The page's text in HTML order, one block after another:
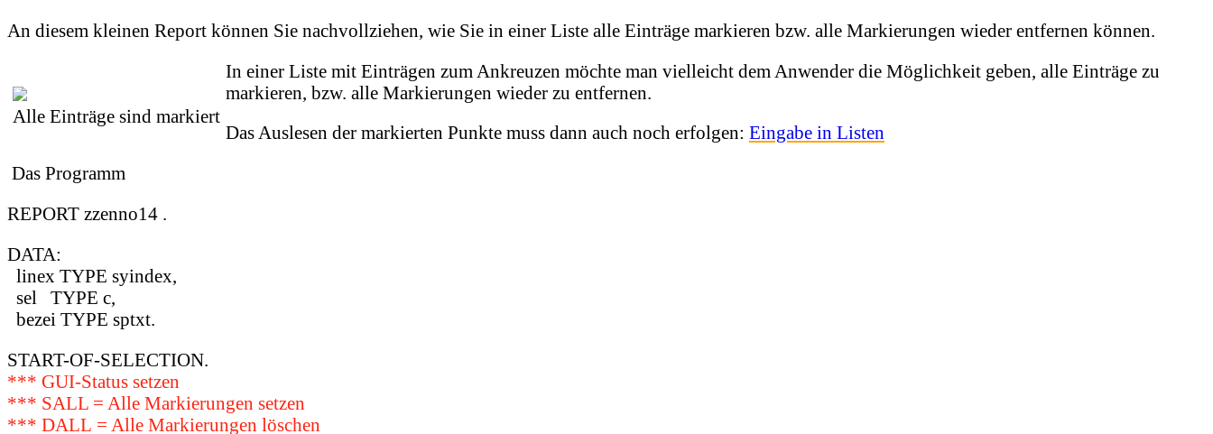
An diesem kleinen Report können Sie nachvollziehen, wie Sie in einer Liste alle Einträge markieren bzw. alle Markierungen wieder entfernen können.
Alle Einträge sind markiert
In einer Liste mit Einträgen zum Ankreuzen möchte man vielleicht dem Anwender die Möglichkeit geben, alle Einträge zu
markieren, bzw. alle Markierungen wieder zu entfernen.
Das Auslesen der markierten Punkte muss dann auch noch erfolgen: Eingabe in Listen
Das Programm
REPORT zzenno14 .
DATA:
linex TYPE syindex,
sel TYPE c,
bezei TYPE sptxt.
START-OF-SELECTION.
*** GUI-Status setzen
*** SALL = Alle Markierungen setzen
*** DALL = Alle Markierungen löschen